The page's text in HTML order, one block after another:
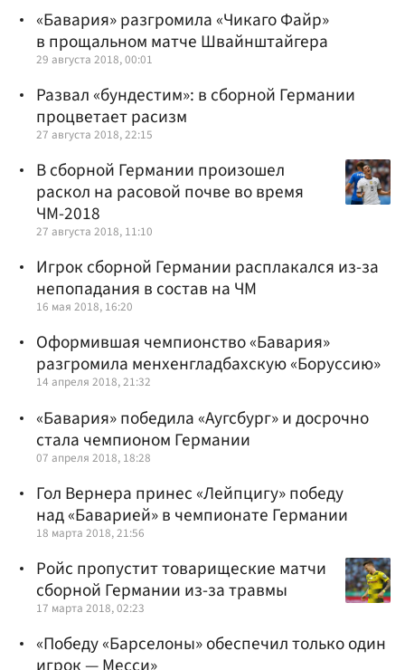
«Бавария» разгромила «Чикаго Файр»
в прощальном матче Швайнштайгера
29 августа 2018, 00:01
Развал «бундестим»: в сборной Германии
процветает расизм
27 августа 2018, 22:15
В сборной Германии произошел
раскол на расовой почве во время
ЧМ-2018
27 августа 2018, 11:10
Игрок сборной Германии расплакался из-за
непопадания в состав на ЧМ
16 мая 2018, 16:20
Оформившая чемпионство «Бавария»
разгромила менхенгладбахскую «Боруссию»
14 апреля 2018, 21:32
«Бавария» победила «Аугсбург» и досрочно
стала чемпионом Германии
07 апреля 2018, 18:28
Гол Вернера принес «Лейпцигу» победу
над «Баварией» в чемпионате Германии
18 марта 2018, 21:56
Ройс пропустит товарищеские матчи
сборной Германии из-за травмы
17 марта 2018, 02:23
«Победу «Барселоны» обеспечил только один